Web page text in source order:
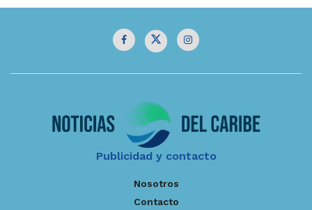
Publicidad y contacto
Nosotros
Contacto